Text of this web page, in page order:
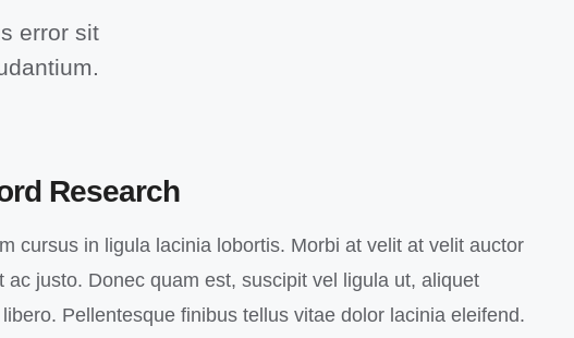
error sit
Research
cursus in ligula lacinia lobortis. Morbi at velit at velit auctor
ac justo. Donec quam est, suscipit vel ligula ut, aliquet
Pellentesque finibus tellus vitae dolor lacinia eleifend.